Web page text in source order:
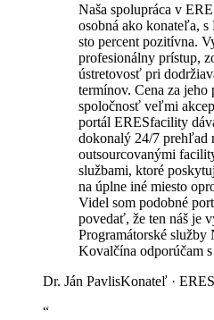
Naša spolupráca v
osobná ako konateľa, s
sto percent pozitívna.
profesionálny prístup,
ústretovosť pri
termínov. Cena za jeho
spoločnosť veľmi
portál ERESfacility
dokonalý 24/7 prehľad
outsourcovanými
službami, ktoré
na úplne iné miesto
Videl som podobné
povedať, že ten náš je
Programátorské služby
Kovalčína odporúčam
Dr. Ján PavlisKonateľ ·
“